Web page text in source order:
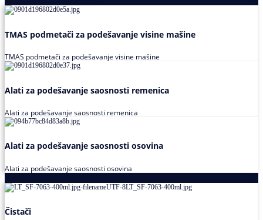
TMAS podmetači za podešavanje visine mašine
TMAS podmetači za podešavanje visine mašine
Alati za podešavanje saosnosti remenica
Alati za podešavanje saosnosti remenica
Alati za podešavanje saosnosti osovina
Alati za podešavanje saosnosti osovina
Čistači